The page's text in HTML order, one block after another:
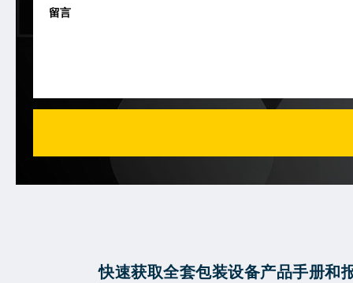
快速获取全套包装设备产品手册和